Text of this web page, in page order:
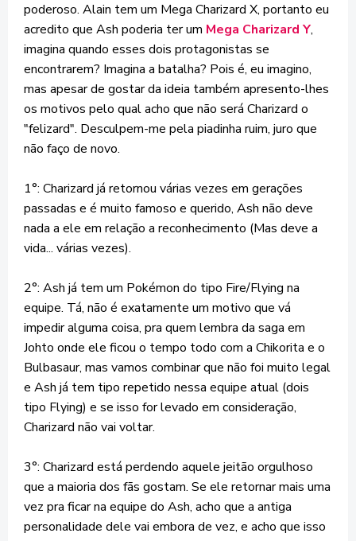
poderoso. Alain tem um Mega Charizard X, portanto eu
acredito que Ash poderia ter um Mega Charizard Y,
imagina quando esses dois protagonistas se
encontrarem? Imagina a batalha? Pois é, eu imagino,
mas apesar de gostar da ideia também apresento-lhes
os motivos pelo qual acho que não será Charizard o
"felizard". Desculpem-me pela piadinha ruim, juro que
não faço de novo.
1°: Charizard já retornou várias vezes em gerações
passadas e é muito famoso e querido, Ash não deve
nada a ele em relação a reconhecimento (Mas deve a
vida... várias vezes).
2°: Ash já tem um Pokémon do tipo Fire/Flying na
equipe. Tá, não é exatamente um motivo que vá
impedir alguma coisa, pra quem lembra da saga em
Johto onde ele ficou o tempo todo com a Chikorita e o
Bulbasaur, mas vamos combinar que não foi muito legal
e Ash já tem tipo repetido nessa equipe atual (dois
tipo Flying) e se isso for levado em consideração,
Charizard não vai voltar.
3°: Charizard está perdendo aquele jeitão orgulhoso
que a maioria dos fãs gostam. Se ele retornar mais uma
vez pra ficar na equipe do Ash, acho que a antiga
personalidade dele vai embora de vez, e acho que isso